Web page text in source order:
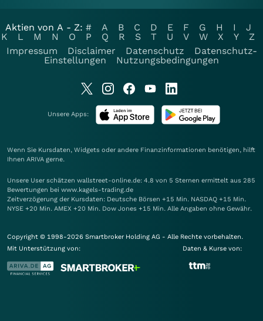
Aktien von A - Z: # A B C D E F G H I
J
K
L M N O P Q R S T U V W X Y
Z
Impressum
Disclaimer Datenschutz
Datenschutz-
Einstellungen
Nutzungsbedingungen
Unsere Apps:
Wenn Sie Kursdaten, Widgets oder andere Finanzinformationen benötigen, hilft
Ihnen ARIVA gerne.
Unsere User schätzen wallstreet-online.de: 4.8 von 5 Sternen ermittelt aus 285
Bewertungen bei www.kagels-trading.de
Zeitverzögerung der Kursdaten: Deutsche Börsen +15 Min. NASDAQ +15 Min.
NYSE +20 Min. AMEX +20 Min. Dow Jones +15 Min. Alle Angaben ohne Gewähr.
Copyright © 1998-2026 Smartbroker Holding AG - Alle Rechte vorbehalten.
Mit Unterstützung von:
Daten & Kurse von: